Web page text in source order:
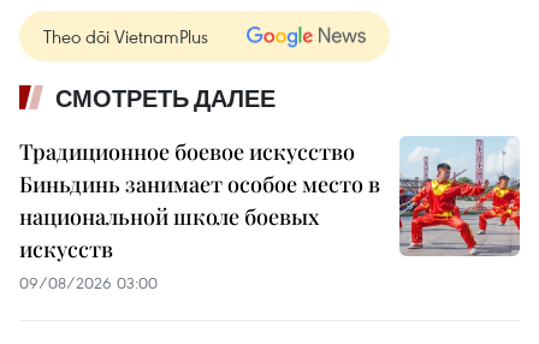
Theo dõi VietnamPlus
СМОТРЕТЬ ДАЛЕЕ
Традиционное боевое искусство
Биньдинь занимает особое место в
национальной школе боевых
искусств
09/08/2026 03:00